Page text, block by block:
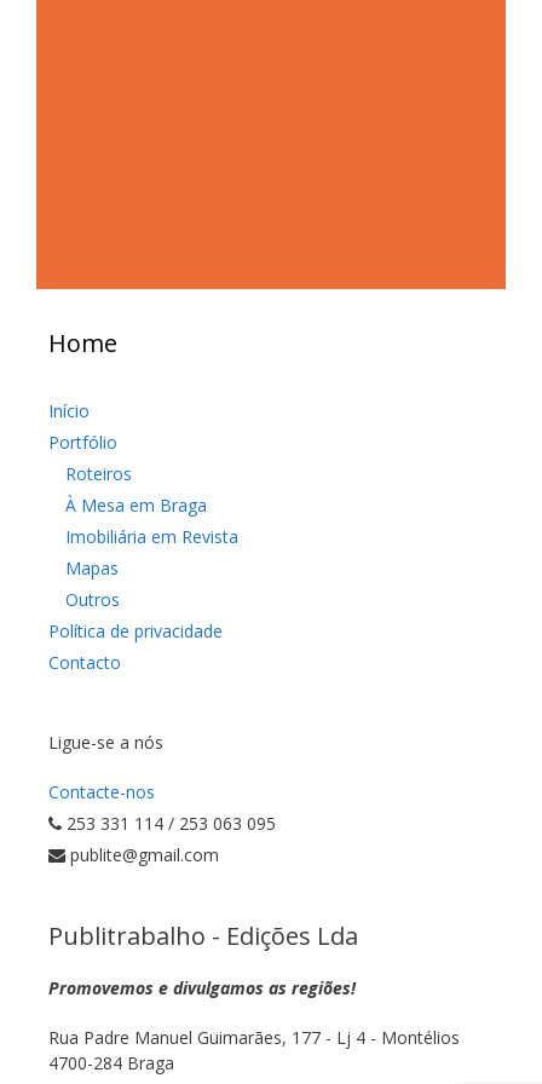
Home
Início
Portfólio
Roteiros
À Mesa em Braga
Imobiliária em Revista
Mapas
Outros
Política de privacidade
Contacto
Ligue-se a nós
Contacte-nos
253 331 114 / 253 063 095
publite@gmail.com
Publitrabalho - Edições Lda
Promovemos e divulgamos as regiões!
Rua Padre Manuel Guimarães, 177 - Lj 4 - Montélios
4700-284 Braga